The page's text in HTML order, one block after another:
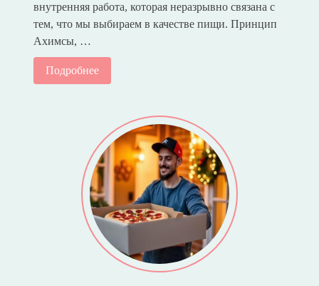
внутренняя работа, которая неразрывно связана с
тем, что мы выбираем в качестве пищи. Принцип
Ахимсы, …
Подробнее